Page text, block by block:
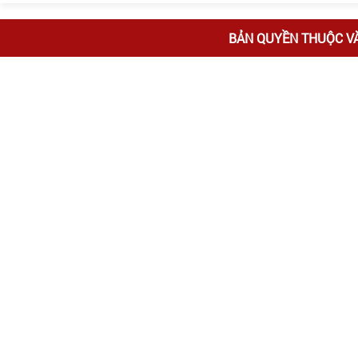
BẢN QUYỀN THUỘC